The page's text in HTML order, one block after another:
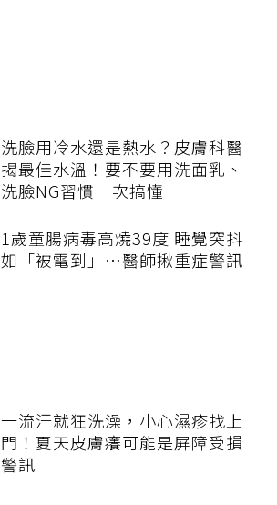
洗臉用冷水還是熱水？皮膚科醫
揭最佳水溫！要不要用洗面乳、
洗臉NG習慣一次搞懂
1歲童腸病毒高燒39度 睡覺突抖
如「被電到」…醫師揪重症警訊
一流汗就狂洗澡，小心濕疹找上
門！夏天皮膚癢可能是屏障受損
警訊